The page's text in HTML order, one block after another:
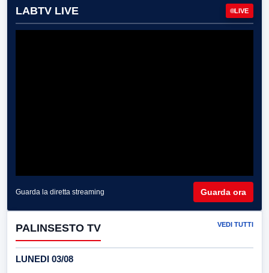
LABTV LIVE LIVE
Guarda la diretta streaming Guarda ora
PALINSESTO TV VEDI TUTTI
LUNEDI 03/08